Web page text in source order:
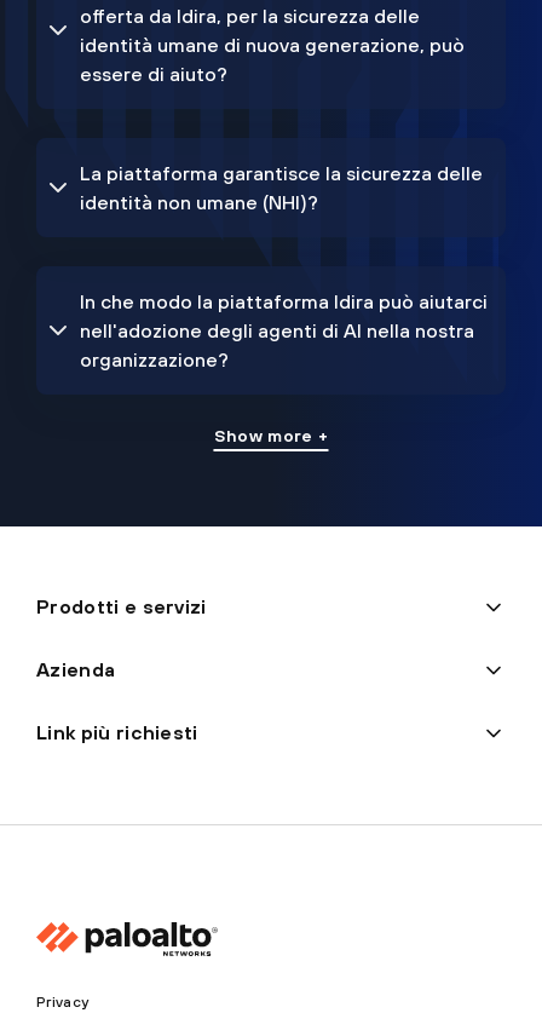
offerta da Idira, per la sicurezza delle
identità umane di nuova generazione, può
essere di aiuto?
La piattaforma garantisce la sicurezza delle
identità non umane (NHI)?
In che modo la piattaforma Idira può aiutarci
nell'adozione degli agenti di AI nella nostra
organizzazione?
Show more +
Prodotti e servizi
Azienda
Link più richiesti
Privacy